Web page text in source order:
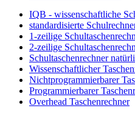
IQB - wissenschaftliche
standardisierte
1-zeilige
2-zeilige
Schultaschenrechner
Wissenschaftlicher
Nichtprogrammierbarer
Programmierbarer
Overhead Taschenrechner